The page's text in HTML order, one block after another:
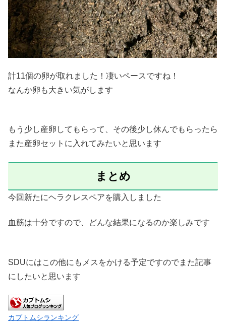
計11個の卵が取れました！凄いペースですね！
なんか卵も大きい気がします
もう少し産卵してもらって、その後少し休んでもらったら
また産卵セットに入れてみたいと思います
まとめ
今回新たにヘラクレスペアを購入しました
血筋は十分ですので、どんな結果になるのか楽しみです
SDUにはこの他にもメスをかける予定ですのでまた記事
にしたいと思います
カブトムシランキング